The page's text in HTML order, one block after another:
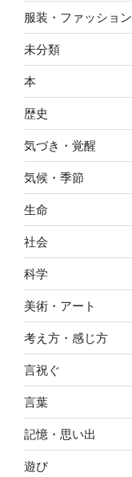
服装・ファッション
未分類
本
歴史
気づき・覚醒
気候・季節
生命
社会
科学
美術・アート
考え方・感じ方
言祝ぐ
言葉
記憶・思い出
遊び